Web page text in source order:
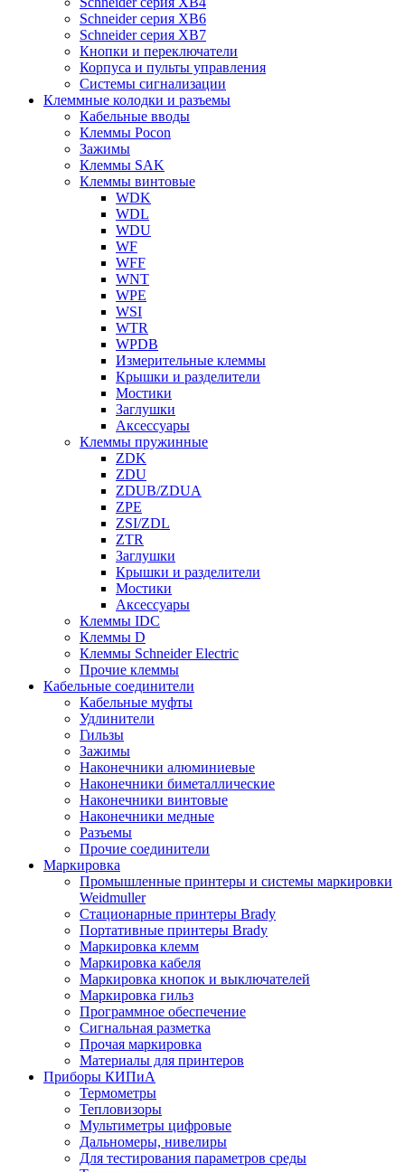
Schneider серия XB6
Schneider серия XB7
Кнопки и переключатели
Корпуса и пульты управления
Системы сигнализации
Клеммные колодки и разъемы
Кабельные вводы
Клеммы Pocon
Зажимы
Клеммы SAK
Клеммы винтовые
WDK
WDL
WDU
WF
WFF
WNT
WPE
WSI
WTR
WPDB
Измерительные клеммы
Крышки и разделители
Мостики
Заглушки
Аксессуары
Клеммы пружинные
ZDK
ZDU
ZDUB/ZDUA
ZPE
ZSI/ZDL
ZTR
Заглушки
Крышки и разделители
Мостики
Аксессуары
Клеммы IDC
Клеммы D
Клеммы Schneider Electric
Прочие клеммы
Кабельные соединители
Кабельные муфты
Удлинители
Гильзы
Зажимы
Наконечники алюминиевые
Наконечники биметаллические
Наконечники винтовые
Наконечники медные
Разъемы
Прочие соединители
Маркировка
Промышленные принтеры и системы маркировки
Weidmuller
Стационарные принтеры Brady
Портативные принтеры Brady
Маркировка клемм
Маркировка кабеля
Маркировка кнопок и выключателей
Маркировка гильз
Программное обеспечение
Сигнальная разметка
Прочая маркировка
Материалы для принтеров
Приборы КИПиА
Термометры
Тепловизоры
Мультиметры цифровые
Дальномеры, нивелиры
Для тестирования параметров среды